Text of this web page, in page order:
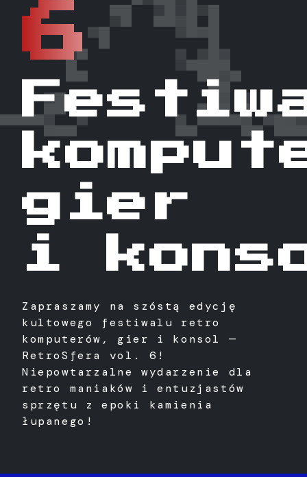
6
gier
i
Zapraszamy na szóstą edycję
kultowego festiwalu retro
komputerów, gier i konsol —
RetroSfera vol. 6!
Niepowtarzalne wydarzenie dla
retro maniaków i entuzjastów
sprzętu z epoki kamienia
łupanego!